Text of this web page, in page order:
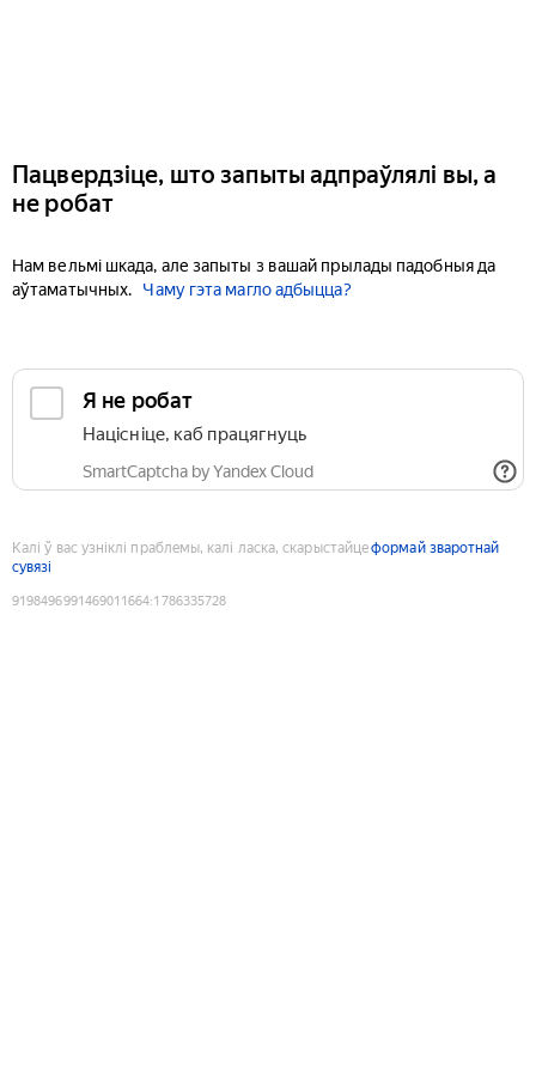
Пацвердзіце, што запыты адпраўлялі вы, а
не робат
Нам вельмі шкада, але запыты з вашай прылады падобныя да
аўтаматычных.
Чаму гэта магло адбыцца?
Я не робат
Націсніце, каб працягнуць
SmartCaptcha by Yandex Cloud
Калі ў вас узніклі праблемы, калі ласка, скарыстайцеформай зваротнай
сувязі
9198496991469011664:1786335728